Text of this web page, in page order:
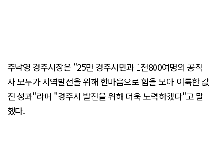
주낙영 경주시장은 "25만 경주시민과 1천800여명의 공직
자 모두가 지역발전을 위해 한마음으로 힘을 모아 이룩한 값
진 성과"라며 "경주시 발전을 위해 더욱 노력하겠다"고 말
했다.